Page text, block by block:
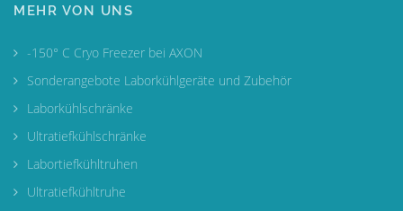
MEHR VON UNS
-150° C Cryo Freezer bei AXON
Sonderangebote Laborkühlgeräte und Zubehör
Laborkühlschränke
Ultratiefkühlschränke
Labortiefkühltruhen
Ultratiefkühltruhe